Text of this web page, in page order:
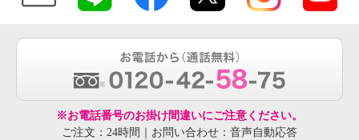
※お電話番号のお掛け間違いにご注意ください。
ご注文：24時間｜お問い合わせ：音声自動応答